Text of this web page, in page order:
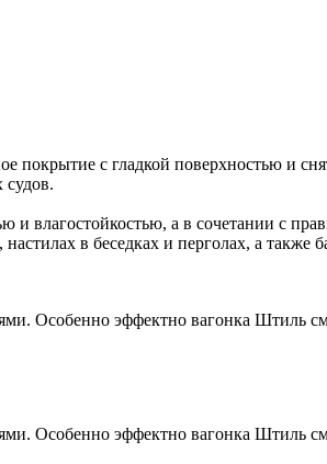
покрытие с гладкой поверхностью и
судов.
и влагостойкостью, а в сочетании с
в беседках и перголах, а
Особенно эффектно вагонка Штиль
Особенно эффектно вагонка Штиль